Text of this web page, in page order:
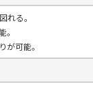
れる。
可能。